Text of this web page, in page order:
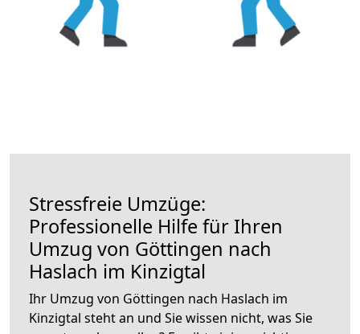
Stressfreie Umzüge:
Professionelle Hilfe für Ihren
Umzug von Göttingen nach
Haslach im Kinzigtal
Ihr Umzug von Göttingen nach Haslach im
Kinzigtal steht an und Sie wissen nicht, was Sie